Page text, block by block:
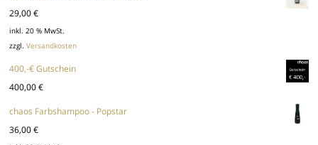
29,00€
inkl. 20 % MwSt.
zzgl.Versandkosten
400,-€ Gutschein
400,00€
chaos Farbshampoo - Popstar
36,00€